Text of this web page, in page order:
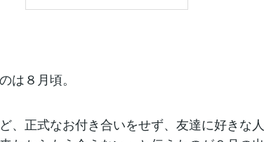
は８月頃。
、正式なお付き合いをせず、友達に好きな人